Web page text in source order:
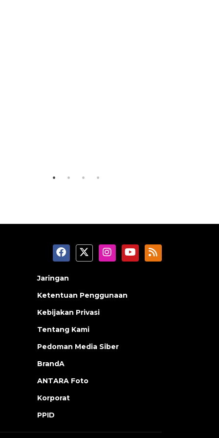
Jaringan
Ketentuan Penggunaan
Kebijakan Privasi
Tentang Kami
Pedoman Media Siber
BrandA
ANTARA Foto
Korporat
PPID